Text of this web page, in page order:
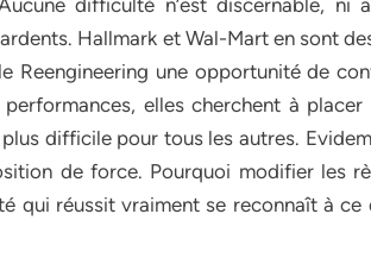
difficulté n’est discernable, ni
Hallmark et Wal-Mart en sont
Reengineering une opportunité de
performances, elles cherchent à
difficile pour tous les autres.
de force. Pourquoi modifier les
qui réussit vraiment se reconnaît à